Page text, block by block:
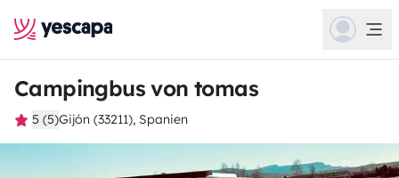
Campingbus von tomas
5 (5)Gijón (33211), Spanien